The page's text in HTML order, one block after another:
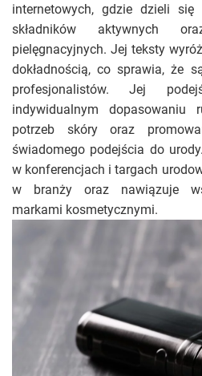
internetowych, gdzie dzieli
składników aktywnych
pielęgnacyjnych. Jej teksty
dokładnością, co sprawia, że
profesjonalistów. Jej
indywidualnym dopasowaniu
potrzeb skóry oraz
świadomego podejścia do
w konferencjach i targach
w branży oraz nawiązuje
markami kosmetycznymi.